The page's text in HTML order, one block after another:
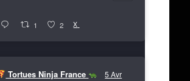
1 2 X
Tortues Ninja France 5 Avr